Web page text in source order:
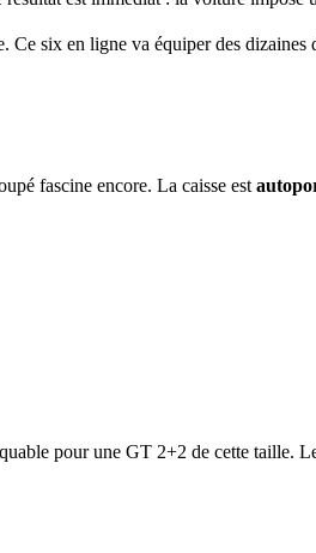
Ce six en ligne va équiper des
fascine encore. La caisse est
pour une GT 2+2 de cette taille.